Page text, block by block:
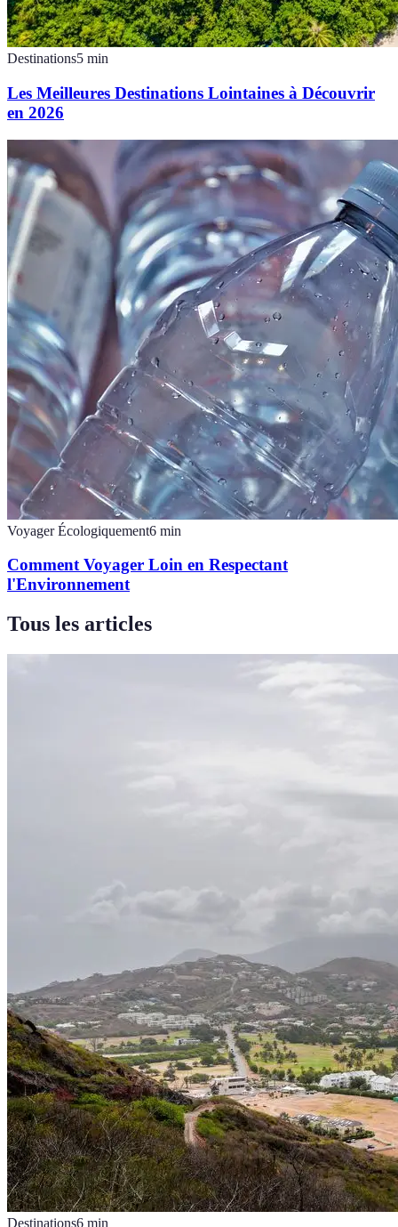
Destinations5 min
Les Meilleures Destinations Lointaines à Découvrir
en 2026
Voyager Écologiquement6 min
Comment Voyager Loin en Respectant
l'Environnement
Tous les articles
Destinations6 min